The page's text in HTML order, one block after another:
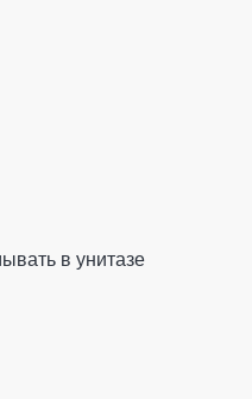
в унитазе